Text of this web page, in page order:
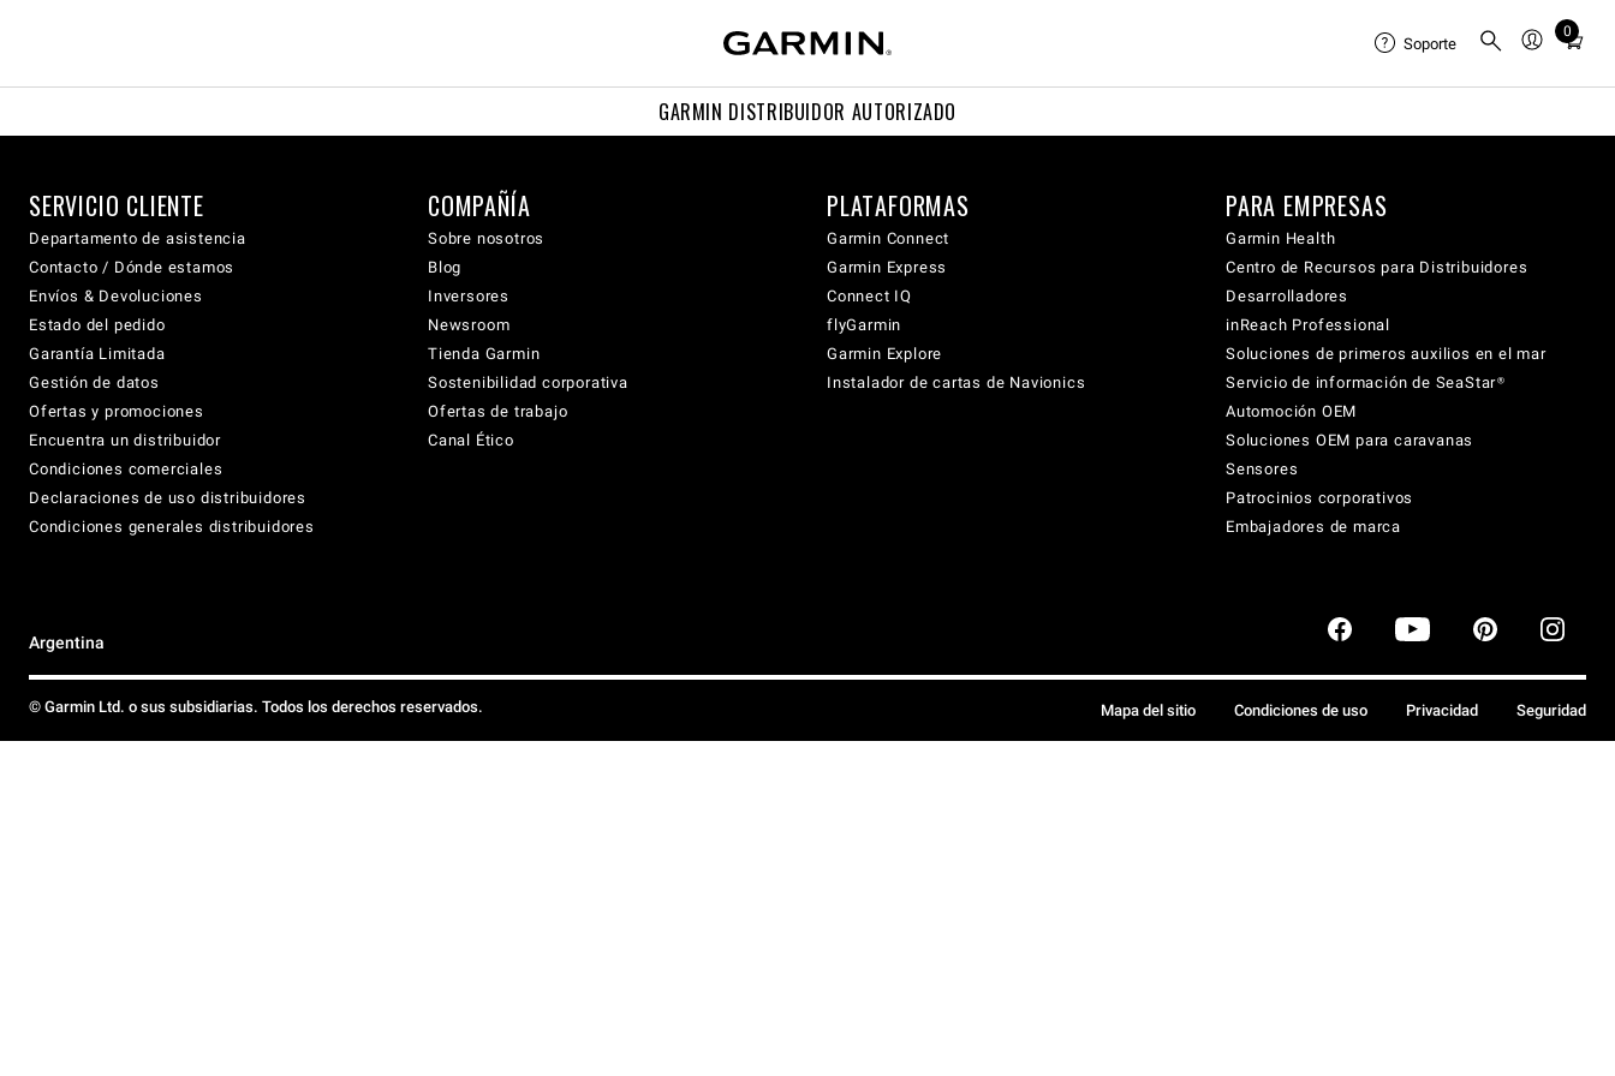
GARMIN DISTRIBUIDOR AUTORIZADO
Soporte
0
Total
cart:
SERVICIO CLIENTE
Departamento de asistencia
Contacto / Dónde estamos
Envíos & Devoluciones
Estado del pedido
Garantía Limitada
Gestión de datos
Ofertas y promociones
Encuentra un distribuidor
Condiciones comerciales
Declaraciones de uso distribuidores
Condiciones generales distribuidores
COMPAÑÍA
Sobre nosotros
Blog
Inversores
Newsroom
Tienda Garmin
Sostenibilidad corporativa
Ofertas de trabajo
Canal Ético
PLATAFORMAS
Garmin Connect
Garmin Express
Connect IQ
flyGarmin
Garmin Explore
Instalador de cartas de Navionics
PARA EMPRESAS
Garmin Health
Centro de Recursos para Distribuidores
Desarrolladores
inReach Professional
Soluciones de primeros auxilios en el mar
Servicio de información de SeaStar®
Automoción OEM
Soluciones OEM para caravanas
Sensores
Patrocinios corporativos
Embajadores de marca
Argentina
© Garmin Ltd. o sus subsidiarias. Todos los derechos reservados. Mapa del sitio Condiciones de uso Privacidad Seguridad